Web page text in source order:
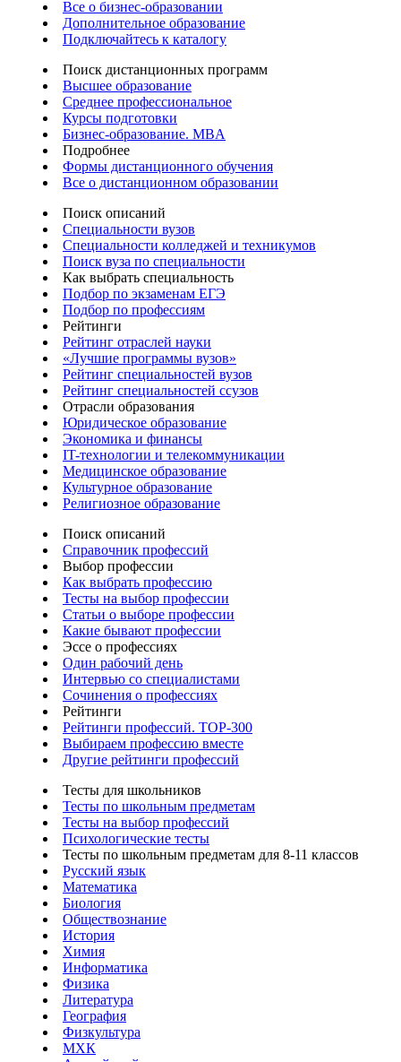
Все о бизнес-образовании
Дополнительное образование
Подключайтесь к каталогу
Поиск дистанционных программ
Высшее образование
Среднее профессиональное
Курсы подготовки
Бизнес-образование. MBA
Подробнее
Формы дистанционного обучения
Все о дистанционном образовании
Поиск описаний
Специальности вузов
Специальности колледжей и техникумов
Поиск вуза по специальности
Как выбрать специальность
Подбор по экзаменам ЕГЭ
Подбор по профессиям
Рейтинги
Рейтинг отраслей науки
«Лучшие программы вузов»
Рейтинг специальностей вузов
Рейтинг специальностей ссузов
Отрасли образования
Юридическое образование
Экономика и финансы
IT-технологии и телекоммуникации
Медицинское образование
Культурное образование
Религиозное образование
Поиск описаний
Справочник профессий
Выбор профессии
Как выбрать профессию
Тесты на выбор профессии
Статьи о выборе профессии
Какие бывают профессии
Эссе о профессиях
Один рабочий день
Интервью со специалистами
Сочинения о профессиях
Рейтинги
Рейтинги профессий. TOP-300
Выбираем профессию вместе
Другие рейтинги профессий
Тесты для школьников
Тесты по школьным предметам
Тесты на выбор профессий
Психологические тесты
Тесты по школьным предметам для 8-11 классов
Русский язык
Математика
Биология
Обществознание
История
Химия
Информатика
Физика
Литература
География
Физкультура
МХК